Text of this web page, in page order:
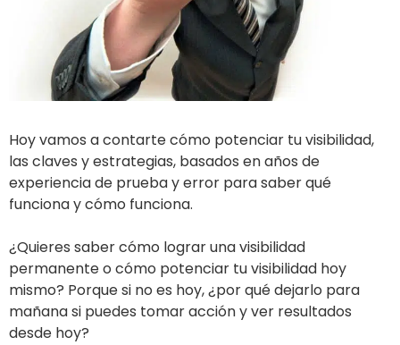
Hoy vamos a contarte cómo potenciar tu visibilidad,
las claves y estrategias, basados en años de
experiencia de prueba y error para saber qué
funciona y cómo funciona.
¿Quieres saber cómo lograr una visibilidad
permanente o cómo potenciar tu visibilidad hoy
mismo? Porque si no es hoy, ¿por qué dejarlo para
mañana si puedes tomar acción y ver resultados
desde hoy?